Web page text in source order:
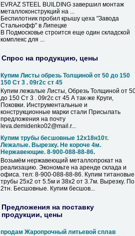
EVRAZ STEEL BUILDING завершил монтаж
металлоконструкций на ...
Беспилотник пробил крышу цеха "Завода
Стальнофф" в Липецке
В Подмосковье строится еще один складской
комплекс для ...
Спрос на продукцию, цены
Купим Листы обрезь Толщиной от 50 до 150
150 Ст 3 . 09г2с ст 45
Купим лежалые Листы, Обрезь Толщиной от
до 150 Ст 3 . 09г2с ст 45 А так-же Круги,
Поковки. Инструментальные и
конструкционные марки стали Присылать
предложения на почту
leva.demidenko02@mail.r...
Купим трубы бесшовные 12х18н10т.
Лежалые. Вырезку. Не короче 4м.
Нержавеющие. 8-900-088-88-86.
Возьмём нержавеющий металлопрокат на
реализацию. Экономьте на аренде склада и
офиса. тел: 8-900-088-88-86. Купим титановые
трубы 25х2 от 5.5м и 38х2 от 3.7м. Вырезку. По
2тн. Бесшовные. Купим бесшов...
Предложения на поставку
продукции, цены
продам Жаропрочный литьевой сплав